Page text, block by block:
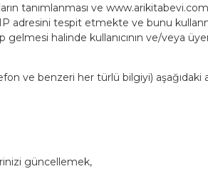
tanımlanması ve
adresini tespit etmekte ve bunu
halinde kullanıcının ve/veya
ve benzeri her türlü bilgiyi) aşağıdaki
güncellemek,